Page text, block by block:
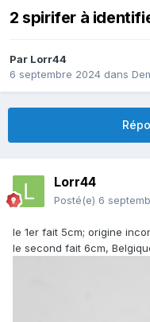
2 spirifer à
Par Lorr44
6 septembre 2024 dans
Lorr44
Posté(e) 6
le 1er fait 5cm; origine
le second fait 6cm,